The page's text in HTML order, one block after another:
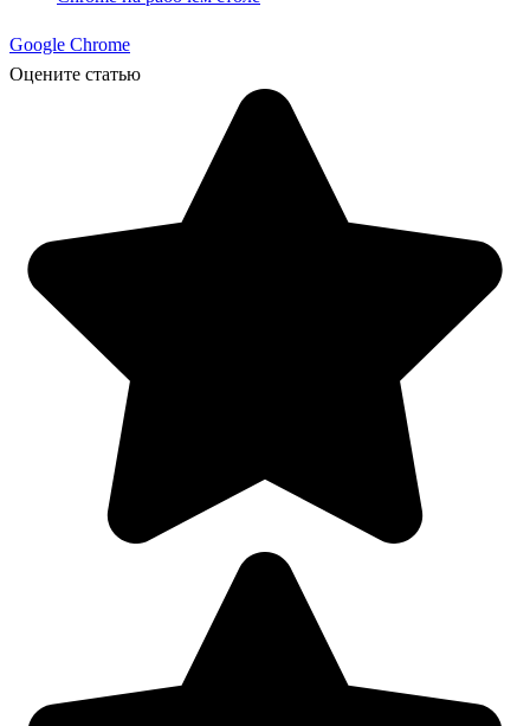
Google Chrome
Оцените статью